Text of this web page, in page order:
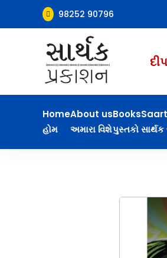
 98252 90796
Home
હોમ
About us
અમારા વિશે
Books
પુસ્તકો